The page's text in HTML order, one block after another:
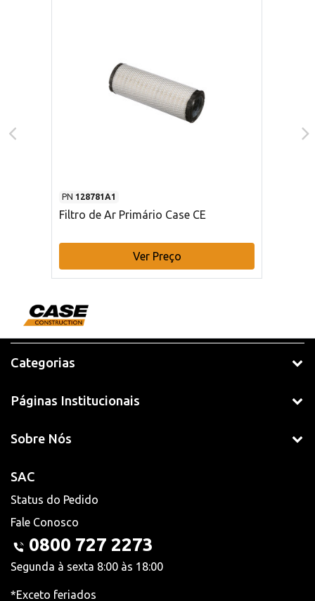
PN 128781A1
Filtro de Ar Primário Case CE
Ver Preço
Categorias
Páginas Institucionais
Sobre Nós
SAC
Status do Pedido
Fale Conosco
0800 727 2273
Segunda à sexta 8:00 às 18:00
*Exceto feriados